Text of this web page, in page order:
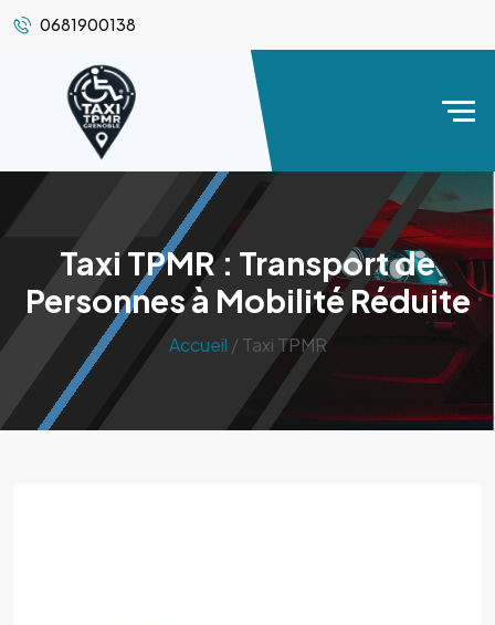
0681900138
Taxi TPMR : Transport de
Personnes à Mobilité Réduite
Accueil / Taxi TPMR